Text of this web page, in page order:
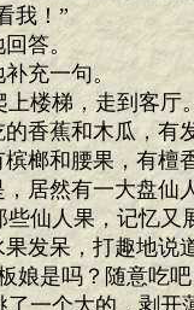
我！”
答。
充一句。
楼梯，走到客厅
香蕉和木瓜，有
榔和腰果，有檀
居然有一大盘仙
仙人果，记忆又
发呆，打趣地说
是吗？随意吃吧
一个大的，剥开